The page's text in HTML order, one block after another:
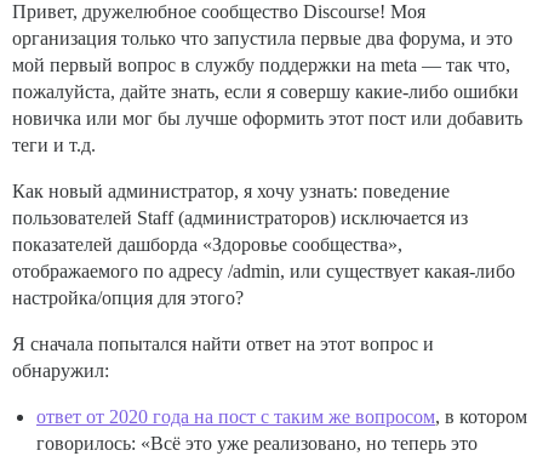
Привет, дружелюбное сообщество Discourse! Моя
организация только что запустила первые два форума, и это
мой первый вопрос в службу поддержки на meta — так что,
пожалуйста, дайте знать, если я совершу какие-либо ошибки
новичка или мог бы лучше оформить этот пост или добавить
теги и т.д.
Как новый администратор, я хочу узнать: поведение
пользователей Staff (администраторов) исключается из
показателей дашборда «Здоровье сообщества»,
отображаемого по адресу /admin, или существует какая-либо
настройка/опция для этого?
Я сначала попытался найти ответ на этот вопрос и
обнаружил:
ответ от 2020 года на пост с таким же вопросом, в котором
говорилось: «Всё это уже реализовано, но теперь это